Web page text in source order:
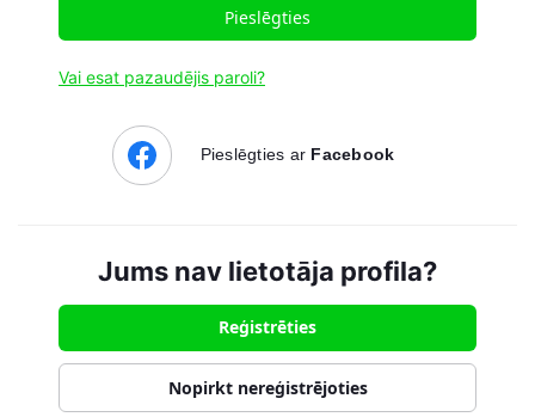
Pieslēgties
Vai esat pazaudējis paroli?
Pieslēgties ar Facebook
Jums nav lietotāja profila?
Reģistrēties
Nopirkt nereģistrējoties